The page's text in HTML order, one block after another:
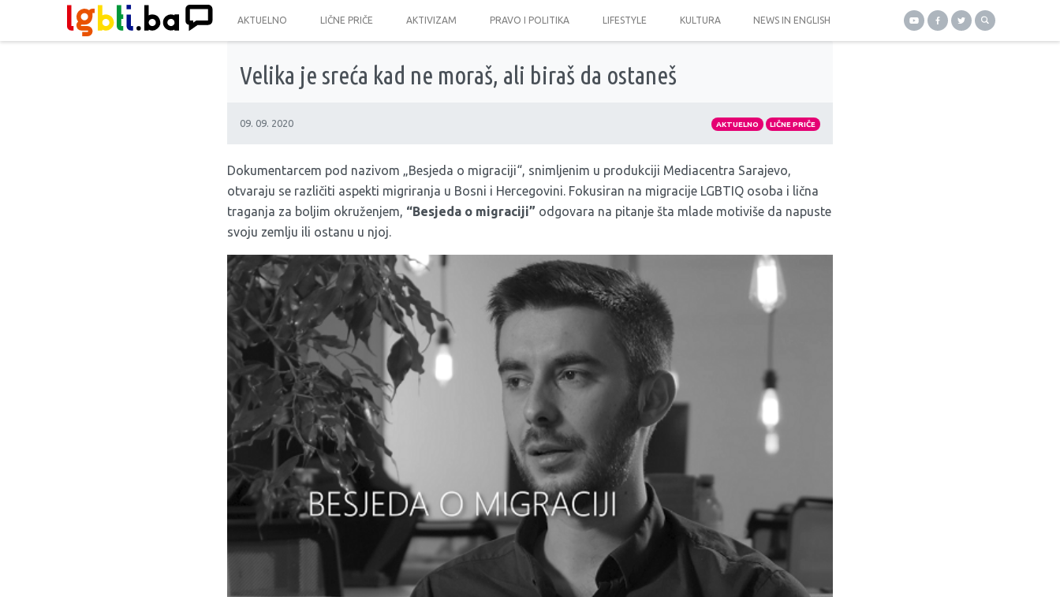
AKTUELNO LIČNE PRIČE AKTIVIZAM PRAVO I POLITIKA LIFESTYLE KULTURA NEWS IN ENGLISH
Velika je sreća kad ne moraš, ali biraš da ostaneš
09. 09. 2020 AKTUELNO LIČNE PRIČE
Dokumentarcem pod nazivom „Besjeda o migraciji“, snimljenim u produkciji Mediacentra Sarajevo,
otvaraju se različiti aspekti migriranja u Bosni i Hercegovini. Fokusiran na migracije LGBTIQ osoba i lična
traganja za boljim okruženjem, “Besjeda o migraciji” odgovara na pitanje šta mlade motiviše da napuste
svoju zemlju ili ostanu u njoj.